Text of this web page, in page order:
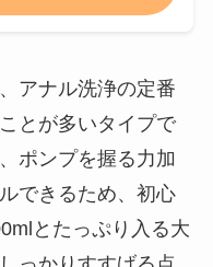
アナル洗浄の定番
とが多いタイプで
ポンプを握る力加
できるため、初心
とたっぷり入る大